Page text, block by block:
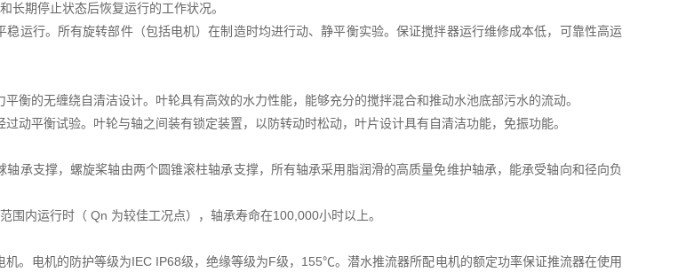
长期停止状态后恢复运行的工作状况。
稳运行。所有旋转部件（包括电机）在制造时均进行动、静平衡实验。保证搅拌器运行维修成本低，可靠性高运
衡的无缠绕自清洁设计。叶轮具有高效的水力性能，能够充分的搅拌混合和推动水池底部污水的流动。
动平衡试验。叶轮与轴之间装有锁定装置，以防转动时松动，叶片设计具有自清洁功能，免振功能。
轴承支撑，螺旋桨轴由两个圆锥滚柱轴承支撑，所有轴承采用脂润滑的高质量免维护轴承，能承受轴向和径向负
围内运行时（ Qn 为较佳工况点），轴承寿命在100,000小时以上。
机。电机的防护等级为IEC IP68级，绝缘等级为F级，155℃。潜水推流器所配电机的额定功率保证推流器在使用